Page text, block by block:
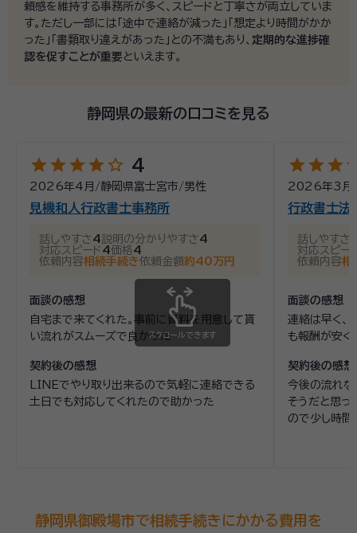
頼感を維持する事務所が多く、スピードと丁寧さが両立していま
す。ただし一部には「途中で連絡が減った」「想定より時間がかか
った」「書類取り違えがあった」との不満もあり、 定期的な進捗確
認を促すことが重要といえます。
静岡県の最新の口コミを見る
starstarstarstarstar_outline 4
2026年4月 /静岡県富士宮市/男性
見機和人行政書士事務所
話しやすさ4説明の分かりやすさ4
対応スピード 4価格4
依頼内容相続手続き依頼金額約40万円
面談の感想
自宅まで来てくれた。事前に資料を用意して貰
い流れがスムーズで良かった
契約後の感想
LINEでやり取り出来るので気軽に連絡できる
土日でも対応してくれたので助かった
starstarstar
2026年3月
行政書士法
話しやすさ
対応スピー
依頼内容相
面談の感想
連絡は早く、
も報酬が安く
契約後の感想
今後の流れな
そうだと思っ
ので少し時間
スクロールできます
静岡県御殿場市で相続手続きにかかる費用を